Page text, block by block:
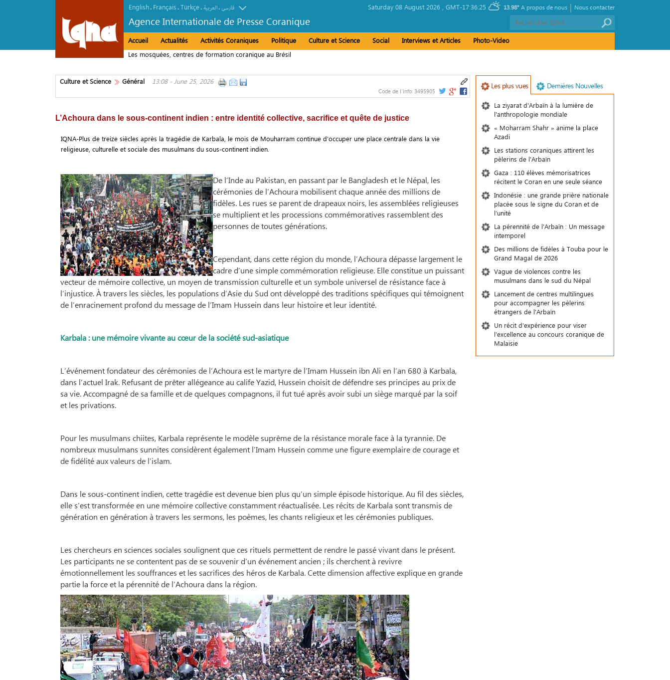
English. Français.Türkçe. العربیة.فارسی
Agence Internationale de Presse Coranique
Saturday 08 August 2026 , GMT-17:36:25 13.98° Nous contacter
|
A propos de nous
Accueil Actualités Activités Coraniques Politique Culture et Science Social Interviews et Articles Photo-Video
Culture et Science Général 13:08 - June 25, 2026
Code de l'info: 3495905
L’Achoura dans le sous-continent indien : entre identité collective, sacrifice et quête de justice
IQNA-Plus de treize siècles après la tragédie de Karbala, le mois de Mouharram continue d’occuper une place centrale dans la vie
religieuse, culturelle et sociale des musulmans du sous-continent indien.
De l’Inde au Pakistan, en passant par le Bangladesh et le Népal, les
cérémonies de l’Achoura mobilisent chaque année des millions de
fidèles. Les rues se parent de drapeaux noirs, les assemblées religieuses
se multiplient et les processions commémoratives rassemblent des
personnes de toutes générations.
Cependant, dans cette région du monde, l’Achoura dépasse largement le
cadre d’une simple commémoration religieuse. Elle constitue un puissant
vecteur de mémoire collective, un moyen de transmission culturelle et un symbole universel de résistance face à
l’injustice. À travers les siècles, les populations d’Asie du Sud ont développé des traditions spécifiques qui témoignent
de l’enracinement profond du message de l’Imam Hussein dans leur histoire et leur identité.
Karbala : une mémoire vivante au cœur de la société sud-asiatique
L’événement fondateur des cérémonies de l’Achoura est le martyre de l’Imam Hussein ibn Ali en l’an 680 à Karbala,
dans l’actuel Irak. Refusant de prêter allégeance au calife Yazid, Hussein choisit de défendre ses principes au prix de
sa vie. Accompagné de sa famille et de quelques compagnons, il fut tué après avoir subi un siège marqué par la soif
et les privations.
Pour les musulmans chiites, Karbala représente le modèle suprême de la résistance morale face à la tyrannie. De
nombreux musulmans sunnites considèrent également l’Imam Hussein comme une figure exemplaire de courage et
de fidélité aux valeurs de l’islam.
Dans le sous-continent indien, cette tragédie est devenue bien plus qu’un simple épisode historique. Au fil des siècles,
elle s’est transformée en une mémoire collective constamment réactualisée. Les récits de Karbala sont transmis de
génération en génération à travers les sermons, les poèmes, les chants religieux et les cérémonies publiques.
Les chercheurs en sciences sociales soulignent que ces rituels permettent de rendre le passé vivant dans le présent.
Les participants ne se contentent pas de se souvenir d’un événement ancien ; ils cherchent à revivre
émotionnellement les souffrances et les sacrifices des héros de Karbala. Cette dimension affective explique en grande
partie la force et la pérennité de l’Achoura dans la région.
Les plus vues Demiéres Nouvelles
La ziyarat d'Arbaïn à la lumière de
l'anthropologie mondiale
« Moharram Shahr » anime la place
Azadi
Les stations coraniques attirent les
pèlerins de l'Arbaïn
Gaza : 110 élèves mémorisatrices
récitent le Coran en une seule séance
Indonésie : une grande prière nationale
placée sous le signe du Coran et de
l’unité
La pérennité de l'Arbaïn : Un message
intemporel
Des millions de fidèles à Touba pour le
Grand Magal de 2026
Vague de violences contre les
musulmans dans le sud du Népal
Lancement de centres multilingues
pour accompagner les pèlerins
étrangers de l'Arbaïn
Un récit d’expérience pour viser
l’excellence au concours coranique de
Malaisie